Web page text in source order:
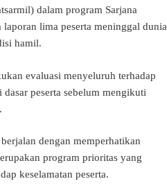
dalam program Sarjana
laporan lima peserta meninggal dunia
hamil.
evaluasi menyeluruh terhadap
peserta sebelum mengikuti
dengan memperhatikan
program prioritas yang
keselamatan peserta.